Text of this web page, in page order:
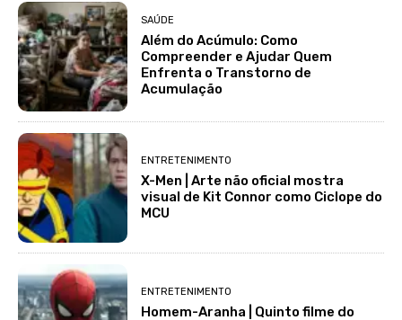
SAÚDE
Além do Acúmulo: Como
Compreender e Ajudar Quem
Enfrenta o Transtorno de
Acumulação
ENTRETENIMENTO
X-Men | Arte não oficial mostra
visual de Kit Connor como Ciclope do
MCU
ENTRETENIMENTO
Homem-Aranha | Quinto filme do